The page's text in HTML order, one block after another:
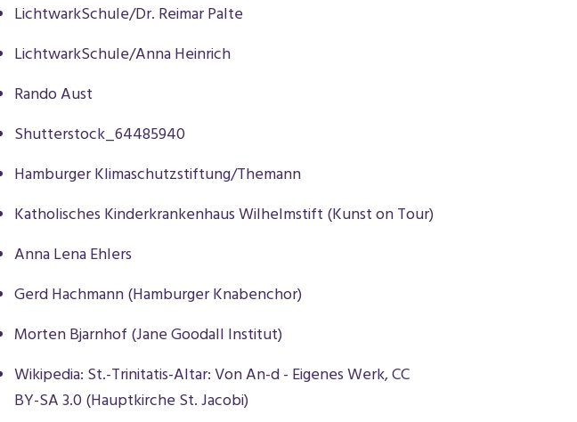
LichtwarkSchule/Dr. Reimar Palte
LichtwarkSchule/Anna Heinrich
Rando Aust
Shutterstock_64485940
Hamburger Klimaschutzstiftung/Themann
Katholisches Kinderkrankenhaus Wilhelmstift (Kunst on Tour)
Anna Lena Ehlers
Gerd Hachmann (Hamburger Knabenchor)
Morten Bjarnhof (Jane Goodall Institut)
Wikipedia: St.-Trinitatis-Altar: Von An-d - Eigenes Werk, CC
BY-SA 3.0 (Hauptkirche St. Jacobi)